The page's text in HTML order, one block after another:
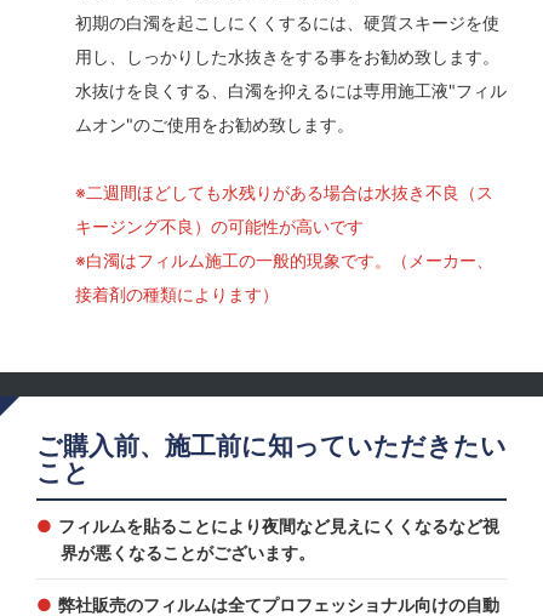
初期の白濁を起こしにくくするには、硬質スキージを使
用し、しっかりした水抜きをする事をお勧め致します。
水抜けを良くする、白濁を抑えるには専用施工液"フィル
ムオン"のご使用をお勧め致します。
※二週間ほどしても水残りがある場合は水抜き不良（ス
キージング不良）の可能性が高いです
※白濁はフィルム施工の一般的現象です。（メーカー、
接着剤の種類によります）
ご購入前、施工前に知っていただきたい
こと
フィルムを貼ることにより夜間など見えにくくなるなど視
界が悪くなることがございます。
弊社販売のフィルムは全てプロフェッショナル向けの自動